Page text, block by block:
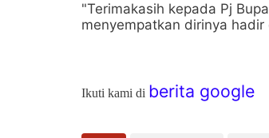
"Terimakasih kepada Pj
menyempatkan dirinya hadir
Ikuti kami di berita google